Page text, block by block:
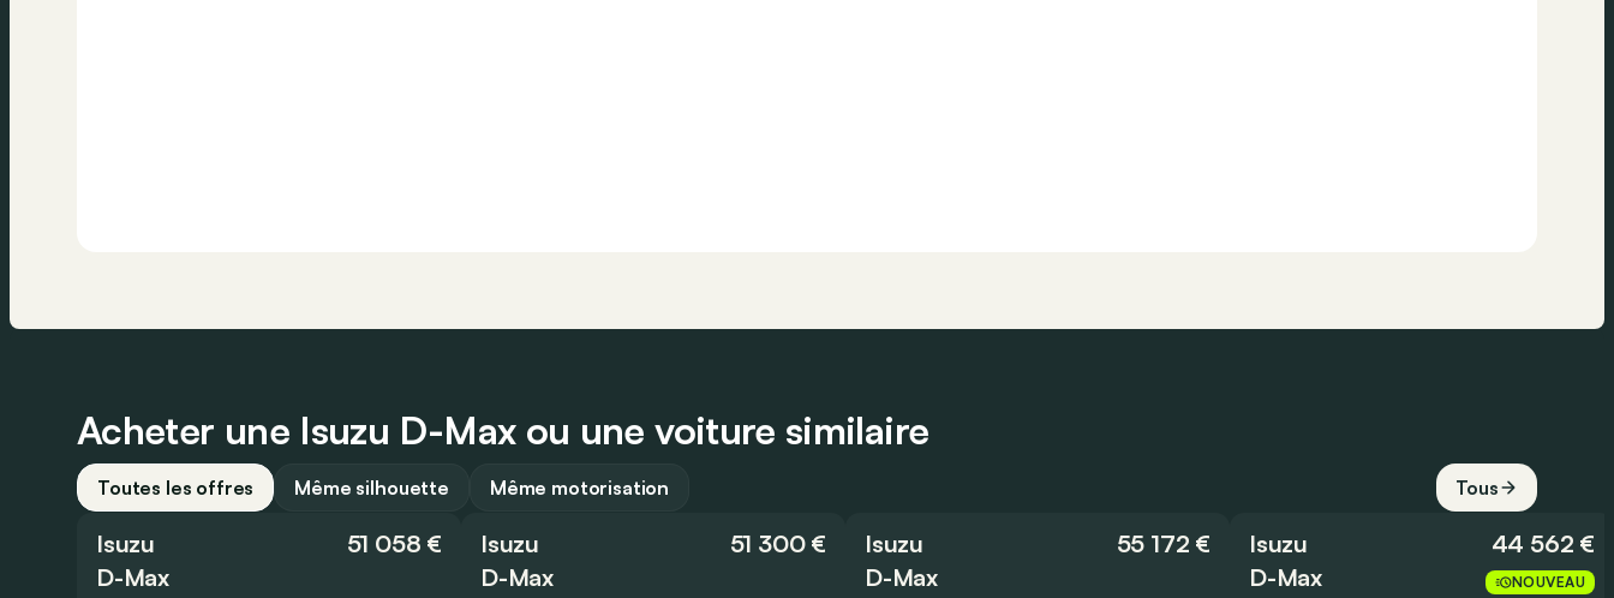
Acheter une Isuzu D-Max ou une voiture similaire
Toutes les offres Même silhouette Même motorisation Tous
Isuzu
D-Max
51 058 €
Isuzu
D-Max
51 300 €
Isuzu
D-Max
55 172 €
Isuzu
D-Max
44 562 €
NOUVEAU